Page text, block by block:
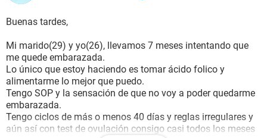
BIENESTAR
SEXUALIDAD
GLOSARIO
Buenas tardes,
Mi marido(29) y yo(26), llevamos 7 meses intentando que
me quede embarazada.
Lo único que estoy haciendo es tomar ácido folico y
alimentarme lo mejor que puedo.
Tengo SOP y la sensación de que no voy a poder quedarme
embarazada.
Tengo ciclos de más o menos 40 días y reglas irregulares y
aún así con test de ovulación consigo casi todos los meses